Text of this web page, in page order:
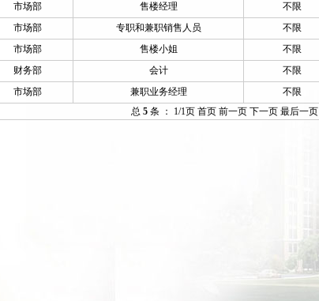
市场部
售楼经理 不限
市场部
专职和兼职销售人员 不限
市场部
售楼小姐 不限
财务部
会计 不限
市场部
兼职业务经理 不限
总 5 条 ： 1/1页 首页 前一页 下一页 最后一页